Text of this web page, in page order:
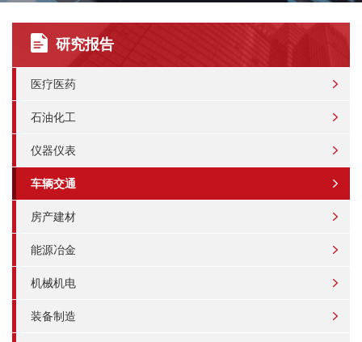
研究报告
医疗医药
石油化工
仪器仪表
车辆交通
房产建材
能源冶金
机械机电
装备制造